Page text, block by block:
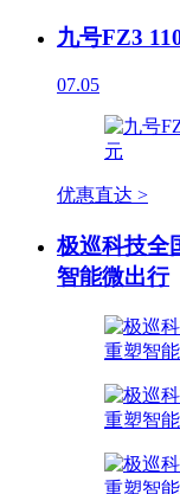
九号FZ3
07.05
优惠直达 >
极巡科技全
智能微出行